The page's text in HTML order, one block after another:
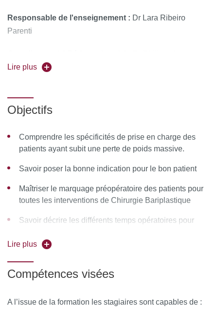
Responsable de l'enseignement : Dr Lara Ribeiro
Parenti
Dr Anne Sophie Reguesse
Pour vous inscrire, déposez votre candidature sur
Lire plus
Objectifs
Comprendre les spécificités de prise en charge des
patients ayant subit une perte de poids massive.
Savoir poser la bonne indication pour le bon patient
Maîtriser le marquage préopératoire des patients pour
toutes les interventions de Chirurgie Bariplastique
Savoir décrire les différents temps opératoires pour
Connaitre et savoir gérer les suites simples et les
complications éventuelles de chaque intervention
Lire plus
Compétences visées
A l’issue de la formation les stagiaires sont capables de :